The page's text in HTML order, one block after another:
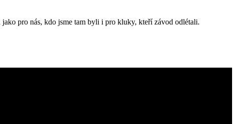
pro nás, kdo jsme tam byli i pro kluky, kteří závod odlétali.